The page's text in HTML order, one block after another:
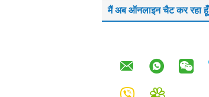
मैं अब ऑनलाइन चैट कर रहा हूँ